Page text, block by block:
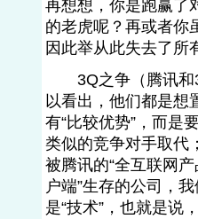
再想想，你是跑赢了
的老虎呢？再或者你
因此举从此失去了
3Q之争（腾讯和
以看出，他们都是想
有“比较优势”，而是
类似的竞争对手取代
被腾讯的“全互联网
户端”生存的公司，
是“技术”，也就是说